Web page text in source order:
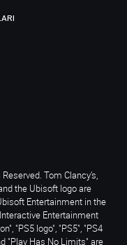
Tom Clancy’s,
the Ubisoft logo are
Entertainment in the
Entertainment
"PS5 logo", "PS5", "PS4
"Play Has No Limits" are